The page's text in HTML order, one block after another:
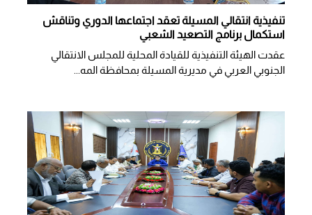
تنفيذية انتقالي المسيلة تعقد اجتماعها الدوري وتناقش
استكمال برنامج التصعيد الشعبي
عقدت الهيئة التنفيذية للقيادة المحلية للمجلس الانتقالي
الجنوبي العربي في مديرية المسيلة بمحافظة المه...